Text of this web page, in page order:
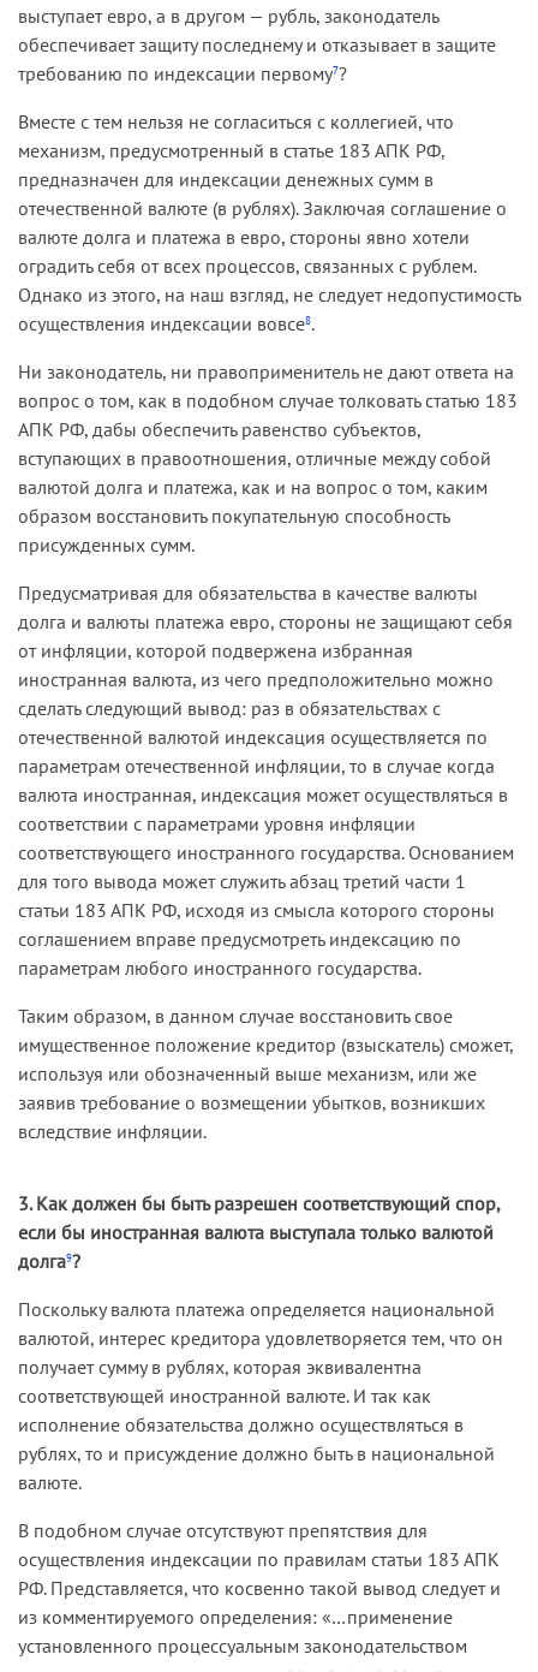
выступает евро, а в другом — рубль, законодатель
обеспечивает защиту последнему и отказывает в защите
требованию по индексации первому7?
Вместе с тем нельзя не согласиться с коллегией, что
механизм, предусмотренный в статье 183 АПК РФ,
предназначен для индексации денежных сумм в
отечественной валюте (в рублях). Заключая соглашение о
валюте долга и платежа в евро, стороны явно хотели
оградить себя от всех процессов, связанных с рублем.
Однако из этого, на наш взгляд, не следует недопустимость
осуществления индексации вовсе8.
Ни законодатель, ни правоприменитель не дают ответа на
вопрос о том, как в подобном случае толковать статью 183
АПК РФ, дабы обеспечить равенство субъектов,
вступающих в правоотношения, отличные между собой
валютой долга и платежа, как и на вопрос о том, каким
образом восстановить покупательную способность
присужденных сумм.
Предусматривая для обязательства в качестве валюты
долга и валюты платежа евро, стороны не защищают себя
от инфляции, которой подвержена избранная
иностранная валюта, из чего предположительно можно
сделать следующий вывод: раз в обязательствах с
отечественной валютой индексация осуществляется по
параметрам отечественной инфляции, то в случае когда
валюта иностранная, индексация может осуществляться в
соответствии с параметрами уровня инфляции
соответствующего иностранного государства. Основанием
для того вывода может служить абзац третий части 1
статьи 183 АПК РФ, исходя из смысла которого стороны
соглашением вправе предусмотреть индексацию по
параметрам любого иностранного государства.
Таким образом, в данном случае восстановить свое
имущественное положение кредитор (взыскатель) сможет,
используя или обозначенный выше механизм, или же
заявив требование о возмещении убытков, возникших
вследствие инфляции.
3. Как должен бы быть разрешен соответствующий спор,
если бы иностранная валюта выступала только валютой
долга9?
Поскольку валюта платежа определяется национальной
валютой, интерес кредитора удовлетворяется тем, что он
получает сумму в рублях, которая эквивалентна
соответствующей иностранной валюте. И так как
исполнение обязательства должно осуществляться в
рублях, то и присуждение должно быть в национальной
валюте.
В подобном случае отсутствуют препятствия для
осуществления индексации по правилам статьи 183 АПК
РФ. Представляется, что косвенно такой вывод следует и
из комментируемого определения: «…применение
установленного процессуальным законодательством